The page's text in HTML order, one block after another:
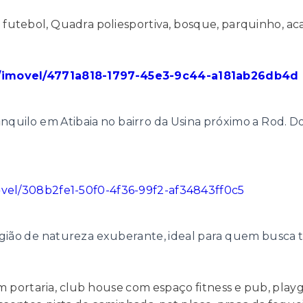
futebol, Quadra poliesportiva, bosque, parquinho ,
4771a818-1797-45e3-9c44-a181ab26db4d
em Atibaia no bairro da Usina próximo a Rod.
308b2fe1-50f0-4f36-99f2-af34843ff0c5
de natureza exuberante, ideal para quem busca
portaria, club house com espaço fitness e pub,